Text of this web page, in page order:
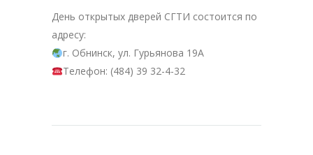
День открытых дверей СГТИ состоится по
адресу:
г. Обнинск, ул. Гурьянова 19А
Телефон: (484) 39 32-4-32